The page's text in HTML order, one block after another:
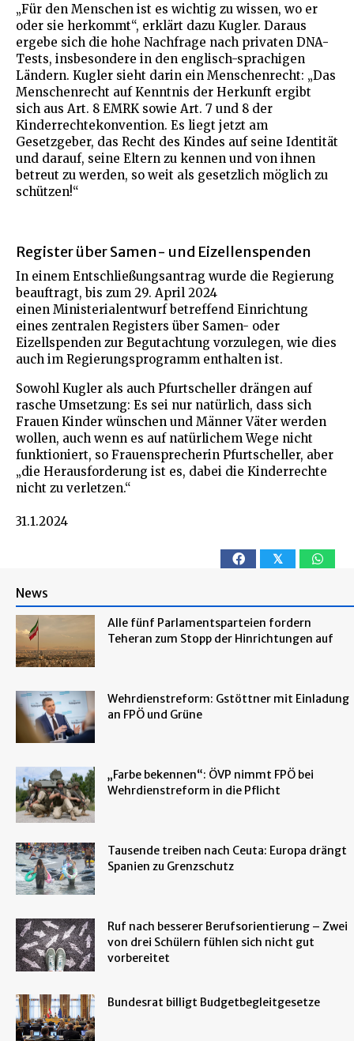
„Für den Menschen ist es wichtig zu wissen, wo er
oder sie herkommt“, erklärt dazu Kugler. Daraus
ergebe sich die hohe Nachfrage nach privaten DNA-
Tests, insbesondere in den englisch-sprachigen
Ländern. Kugler sieht darin ein Menschenrecht: „Das
Menschenrecht auf Kenntnis der Herkunft ergibt
sich aus Art. 8 EMRK sowie Art. 7 und 8 der
Kinderrechtekonvention. Es liegt jetzt am
Gesetzgeber, das Recht des Kindes auf seine Identität
und darauf, seine Eltern zu kennen und von ihnen
betreut zu werden, so weit als gesetzlich möglich zu
schützen!“
Register über Samen- und Eizellenspenden
In einem Entschließungsantrag wurde die Regierung
beauftragt, bis zum 29. April 2024
einen Ministerialentwurf betreffend Einrichtung
eines zentralen Registers über Samen- oder
Eizellspenden zur Begutachtung vorzulegen, wie dies
auch im Regierungsprogramm enthalten ist.
Sowohl Kugler als auch Pfurtscheller drängen auf
rasche Umsetzung: Es sei nur natürlich, dass sich
Frauen Kinder wünschen und Männer Väter werden
wollen, auch wenn es auf natürlichem Wege nicht
funktioniert, so Frauensprecherin Pfurtscheller, aber
„die Herausforderung ist es, dabei die Kinderrechte
nicht zu verletzen.“
31.1.2024
𝕏
News
Alle fünf Parlamentsparteien fordern
Teheran zum Stopp der Hinrichtungen auf
Wehrdienstreform: Gstöttner mit Einladung
an FPÖ und Grüne
„Farbe bekennen“: ÖVP nimmt FPÖ bei
Wehrdienstreform in die Pflicht
Tausende treiben nach Ceuta: Europa drängt
Spanien zu Grenzschutz
Ruf nach besserer Berufsorientierung – Zwei
von drei Schülern fühlen sich nicht gut
vorbereitet
Bundesrat billigt Budgetbegleitgesetze